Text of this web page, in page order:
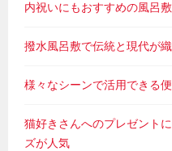
内祝いにもおすすめの風呂
撥水風呂敷で伝統と現代が
様々なシーンで活用できる
猫好きさんへのプレゼント
ズが人気